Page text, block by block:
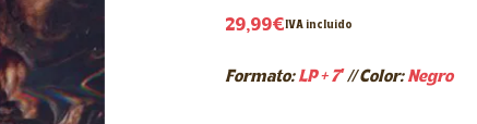
29,99€IVA incluido
Formato:LP + 7′// Color:Negro